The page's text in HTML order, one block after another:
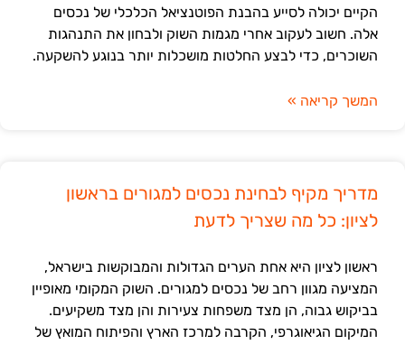
הקיים יכולה לסייע בהבנת הפוטנציאל הכלכלי של נכסים
אלה. חשוב לעקוב אחרי מגמות השוק ולבחון את התנהגות
השוכרים, כדי לבצע החלטות מושכלות יותר בנוגע להשקעה.
המשך קריאה »
מדריך מקיף לבחינת נכסים למגורים בראשון
לציון: כל מה שצריך לדעת
ראשון לציון היא אחת הערים הגדולות והמבוקשות בישראל,
המציעה מגוון רחב של נכסים למגורים. השוק המקומי מאופיין
בביקוש גבוה, הן מצד משפחות צעירות והן מצד משקיעים.
המיקום הגיאוגרפי, הקרבה למרכז הארץ והפיתוח המואץ של